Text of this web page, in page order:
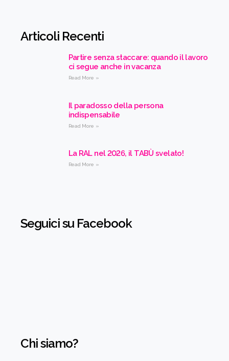
Articoli Recenti
Partire senza staccare: quando il lavoro
ci segue anche in vacanza
Read More »
Il paradosso della persona
indispensabile
Read More »
La RAL nel 2026, il TABÙ svelato!
Read More »
Seguici su Facebook
Chi siamo?